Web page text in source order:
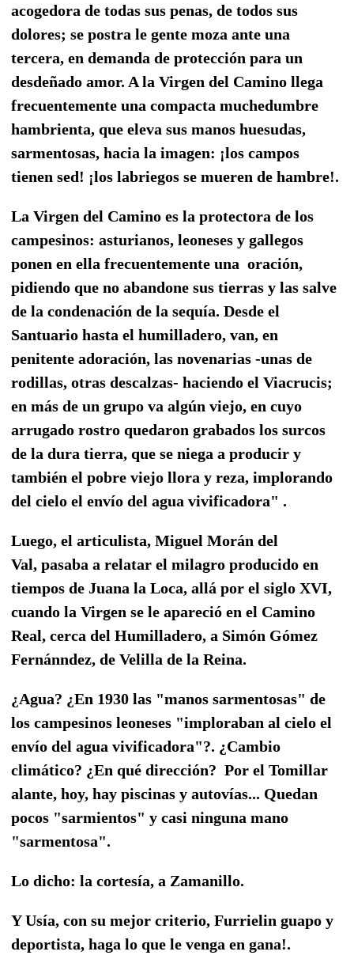
acogedora de todas sus penas, de todos sus
dolores; se postra le gente moza ante una
tercera, en demanda de protección para un
desdeñado amor. A la Virgen del Camino llega
frecuentemente una compacta muchedumbre
hambrienta, que eleva sus manos huesudas,
sarmentosas, hacia la imagen: ¡los campos
tienen sed! ¡los labriegos se mueren de hambre!.
La Virgen del Camino es la protectora de los
campesinos: asturianos, leoneses y gallegos
ponen en ella frecuentemente una oración,
pidiendo que no abandone sus tierras y las salve
de la condenación de la sequía. Desde el
Santuario hasta el humilladero, van, en
penitente adoración, las novenarias -unas de
rodillas, otras descalzas- haciendo el Viacrucis;
en más de un grupo va algún viejo, en cuyo
arrugado rostro quedaron grabados los surcos
de la dura tierra, que se niega a producir y
también el pobre viejo llora y reza, implorando
del cielo el envío del agua vivificadora" .
Luego, el articulista, Miguel Morán del
Val, pasaba a relatar el milagro producido en
tiempos de Juana la Loca, allá por el siglo XVI,
cuando la Virgen se le apareció en el Camino
Real, cerca del Humilladero, a Simón Gómez
Fernánndez, de Velilla de la Reina.
¿Agua? ¿En 1930 las "manos sarmentosas" de
los campesinos leoneses "imploraban al cielo el
envío del agua vivificadora"?. ¿Cambio
climático? ¿En qué dirección? Por el Tomillar
alante, hoy, hay piscinas y autovías... Quedan
pocos "sarmientos" y casi ninguna mano
"sarmentosa".
Lo dicho: la cortesía, a Zamanillo.
Y Usía, con su mejor criterio, Furrielin guapo y
deportista, haga lo que le venga en gana!.